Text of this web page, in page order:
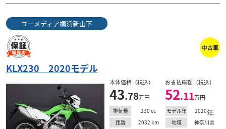
ユーメディア横浜新山下
中古車
KLX230 2020モデル
本体価格（税込）
43.78万円
お支払総額（税込）
52.11万円
排気量 230 cc モデル年 2020年
距離 2032 km 地域
神奈川県